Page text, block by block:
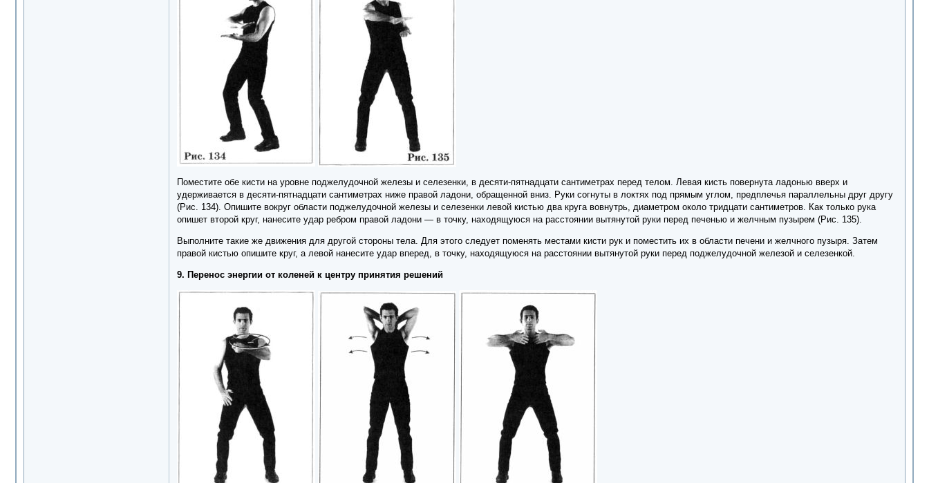
Поместите обе кисти на уровне поджелудочной железы и селезенки, в десяти-пятнадцати сантиметрах перед телом. Левая кисть повернута ладонью вверх и
удерживается в десяти-пятнадцати сантиметрах ниже правой ладони, обращенной вниз. Руки согнуты в локтях под прямым углом, предплечья параллельны друг другу
(Рис. 134). Опишите вокруг области поджелудочной железы и селезенки левой кистью два круга вовнутрь, диаметром около тридцати сантиметров. Как только рука
опишет второй круг, нанесите удар ребром правой ладони — в точку, находящуюся на расстоянии вытянутой руки перед печенью и желчным пузырем (Рис. 135).
Выполните такие же движения для другой стороны тела. Для этого следует поменять местами кисти рук и поместить их в области печени и желчного пузыря. Затем
правой кистью опишите круг, а левой нанесите удар вперед, в точку, находящуюся на расстоянии вытянутой руки перед поджелудочной железой и селезенкой.
9. Перенос энергии от коленей к центру принятия решений